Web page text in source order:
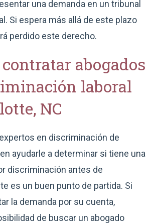
una demanda en un tribunal
Si espera más allá de este plazo
perdido este derecho.
abogados
laboral
NC
en discriminación de
ayudarle a determinar si tiene una
discriminación antes de
es un buen punto de partida. Si
la demanda por su cuenta,
de buscar un abogado